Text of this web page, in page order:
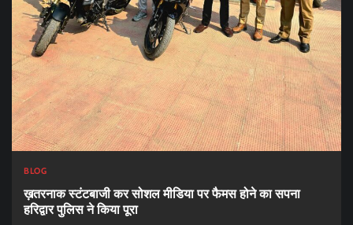
BLOG
ख़तरनाक स्टंटबाजी कर सोशल मीडिया पर फैमस होने का सपना
हरिद्वार पुलिस ने किया पूरा